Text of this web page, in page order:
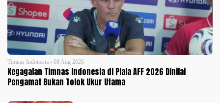
Timnas Indonesia - 08 Aug 2026
Kegagalan Timnas Indonesia di Piala AFF 2026 Dinilai
Pengamat Bukan Tolok Ukur Utama